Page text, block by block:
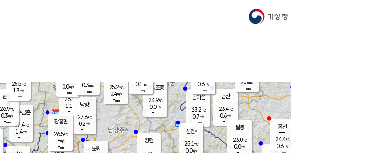
기상청
남이섬
23.2℃
0.7m/s
-mm
양주
26.4℃
1.1
-mm
남산
23.4℃
0.6m/s
-mm
팔봉
23.0℃
0.0m/s
0.6m/s
-mm
파주금촌
27.4℃
1.4m/s
-mm
가평조종
23.9℃
0.0m/s
-mm
25.2℃
0.4m/s
-mm
신천*
25.1℃
0.0m/s
창현
탄현
26.9℃
0.3m/s
-mm
0.1 m/s
-mm
은평
노원
남방
27.6℃
0.2m/s
-mm
장흥면
26.5℃
-m/s
-mm
0.0m/s
-mm
홍천
24.4℃
0.6m/s
2.5m/s
-mm
25.5℃
1.3m/s
-mm
0.3m/s
-mm